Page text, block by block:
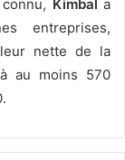
Kimbal a
entreprises,
nette de la
au moins 570